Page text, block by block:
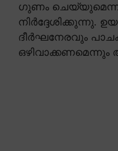
ഗുണം
നിർദ്ദേശിക്കുന്നു.
ദീർഘനേരവും
ഒഴിവാക്കണമെന്നും